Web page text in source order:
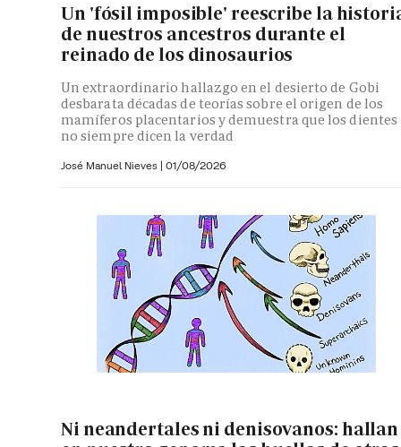
Un 'fósil imposible' reescribe la
de nuestros ancestros durante el
reinado de los dinosaurios
Un extraordinario hallazgo en el desierto de Gobi
desbarata décadas de teorías sobre el origen de los
mamíferos placentarios y demuestra que los dientes
no siempre dicen la verdad
José Manuel Nieves | 01/08/2026
Ni neandertales ni denisovanos: hallan